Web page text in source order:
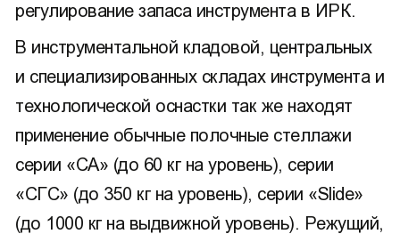
регулирование запаса инструмента в ИРК.
В инструментальной кладовой, центральных
и специализированных складах инструмента и
технологической оснастки так же находят
применение обычные полочные стеллажи
серии «СА» (до 60 кг на уровень), серии
«СГС» (до 350 кг на уровень), серии «Slide»
(до 1000 кг на выдвижной уровень). Режущий,